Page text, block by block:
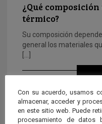
¿Qué
térmico?
Su composición
general los materiales
Con su acuerdo, usamos
almacenar, acceder y
en este sitio web. Puede
procesamiento de datos